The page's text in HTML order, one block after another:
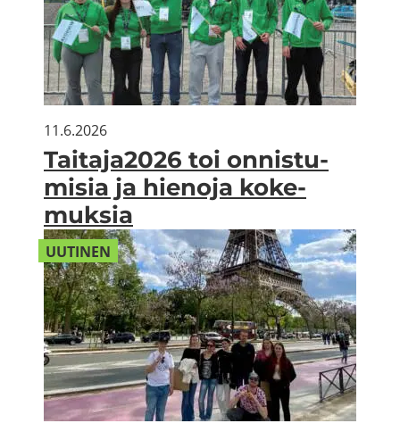
11.6.2026
Tai­ta­ja2026 toi on­nis­tu­
mi­sia ja hie­no­ja ko­ke­
muk­sia
UU­TI­NEN